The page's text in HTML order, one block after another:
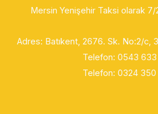
Mersin Yenişehir Taksi olarak
Adres: Batıkent, 2676. Sk. No:2/c,
Telefon: 0543 633
Telefon: 0324 350